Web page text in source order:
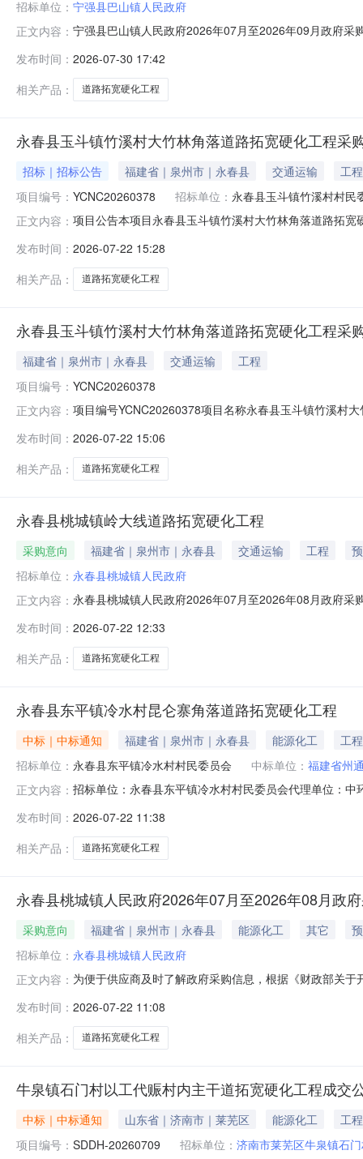
招标单位： 宁强县巴山镇人民政府
正文内容： 宁强县巴山镇人民政府2026年07月至2026年09月政府
坝子村二坪子至大沟峡道路拓宽硬化工程预算金额：
发布时间： 2026-07-30 17:42
相关产品：
道路拓宽硬化工程
永春县玉斗镇竹溪村大竹林角落道路拓宽硬化工程采
招标｜招标公告 福建省｜泉州市｜永春县 交通运输
工程
项目编号： YCNC20260378 招标单位： 永春县玉斗镇竹溪村村民
正文内容： 项目公告本项目永春县玉斗镇竹溪村大竹林角落道路拓
程范围1.1.项目编号：YCNC202603781.2.工程名称：永
398563元；
发布时间： 2026-07-22 15:28
相关产品：
道路拓宽硬化工程
永春县玉斗镇竹溪村大竹林角落道路拓宽硬化工程采
福建省｜泉州市｜永春县 交通运输
工程
项目编号： YCNC20260378
正文内容： 项目编号YCNC20260378项目名称永春县玉斗镇竹溪村
发布时间： 2026-07-22 15:06
相关产品：
道路拓宽硬化工程
永春县桃城镇岭大线道路拓宽硬化工程
采购意向 福建省｜泉州市｜永春县 交通运输 工程
招标单位： 永春县桃城镇人民政府
正文内容： 永春县桃城镇人民政府2026年07月至2026年08月政府
采购品目：采购需求概况：采购内容:永春县桃城镇岭大
发布时间： 2026-07-22 12:33
相关产品：
道路拓宽硬化工程
永春县东平镇冷水村昆仑寨角落道路拓宽硬化工程
中标｜中标通知 福建省｜泉州市｜永春县 能源化工
工程
招标单位： 永春县东平镇冷水村村民委员会 中标单位： 福建省州
正文内容： 招标单位：永春县东平镇冷水村村民委员会代理单位：
取，并于2026年07月16日发布候选供应商公示，公示期
颜少云闽235201
发布时间： 2026-07-22 11:38
相关产品：
道路拓宽硬化工程
永春县桃城镇人民政府2026年07月至2026年08月政
采购意向 福建省｜泉州市｜永春县 能源化工 其它
招标单位： 永春县桃城镇人民政府
正文内容： 为便于供应商及时了解政府采购信息，根据《财政部关
量：1项主要功能或目标：本次实施桩号为K3+043-
发布时间： 2026-07-22 11:08
相关产品：
道路拓宽硬化工程
牛泉镇石门村以工代赈村内主干道拓宽硬化工程成交
中标｜中标通知 山东省｜济南市｜莱芜区 能源化工
工程
项目编号： SDDH-20260709 招标单位： 济南市莱芜区牛泉镇石